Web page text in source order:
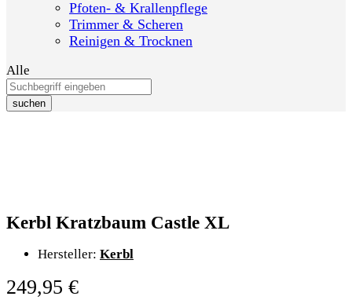
Pfoten- & Krallenpflege
Trimmer & Scheren
Reinigen & Trocknen
Alle
suchen
Kerbl Kratzbaum Castle XL
Hersteller: Kerbl
249,95 €